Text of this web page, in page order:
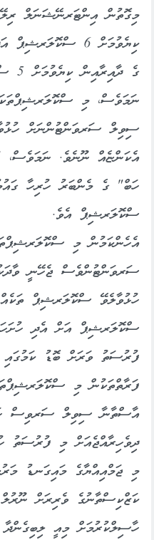
މިގޮތުން އިންޓަރނޭޝަނަލް
ކިޔެވުމަށް 6
ގެ
ނަމަވެސް، މި
ސިވިލް ސަރވަންޓުންނަށް
އެކަންޏެއް ނޫނެވެ.
ސްކޮލަރޝިޕް އެވެ.
އެހެންކަމުން މި
ސަރވަންޓުންވެސް ޖެހޭނީ
ހުޅުވާލެވޭ ސްކޮލަރޝިޕް
ސްކޮލަރޝިޕް އަށް އެދި
ފުރުސަތު ވަރަށް ބޮޑު ކަމުގައި
ފަރާތްތަކުން މި
އާސްތާނާ ސިވިލް ސަރވިސް
ދިވެހިރާއްޖެއަށް މި ފުރުސަތު
މި ޖަމްއިއްޔާގެ މައިގަނޑު
ކަޒްކިސްތާނުގެ ވެރިރަށް
ހާސިލްކުރުމަށް މިއީ